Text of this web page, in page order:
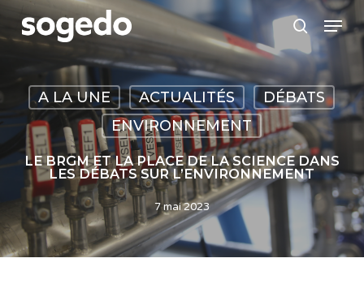
Skip
search
Menu
A LA UNE ACTUALITÉS
DÉBATS
ENVIRONNEMENT
LE BRGM ET LA PLACE DE LA SCIENCE DANS
LES DÉBATS SUR L’ENVIRONNEMENT
7 mai 2023